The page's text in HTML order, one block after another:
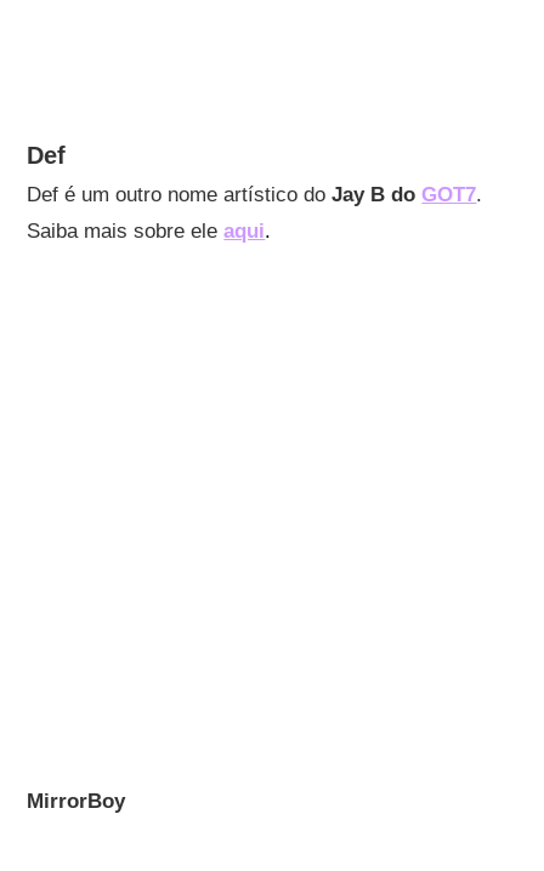
Def
Def é um outro nome artístico doJay B doGOT7.
Saiba mais sobre eleaqui.
MirrorBoy